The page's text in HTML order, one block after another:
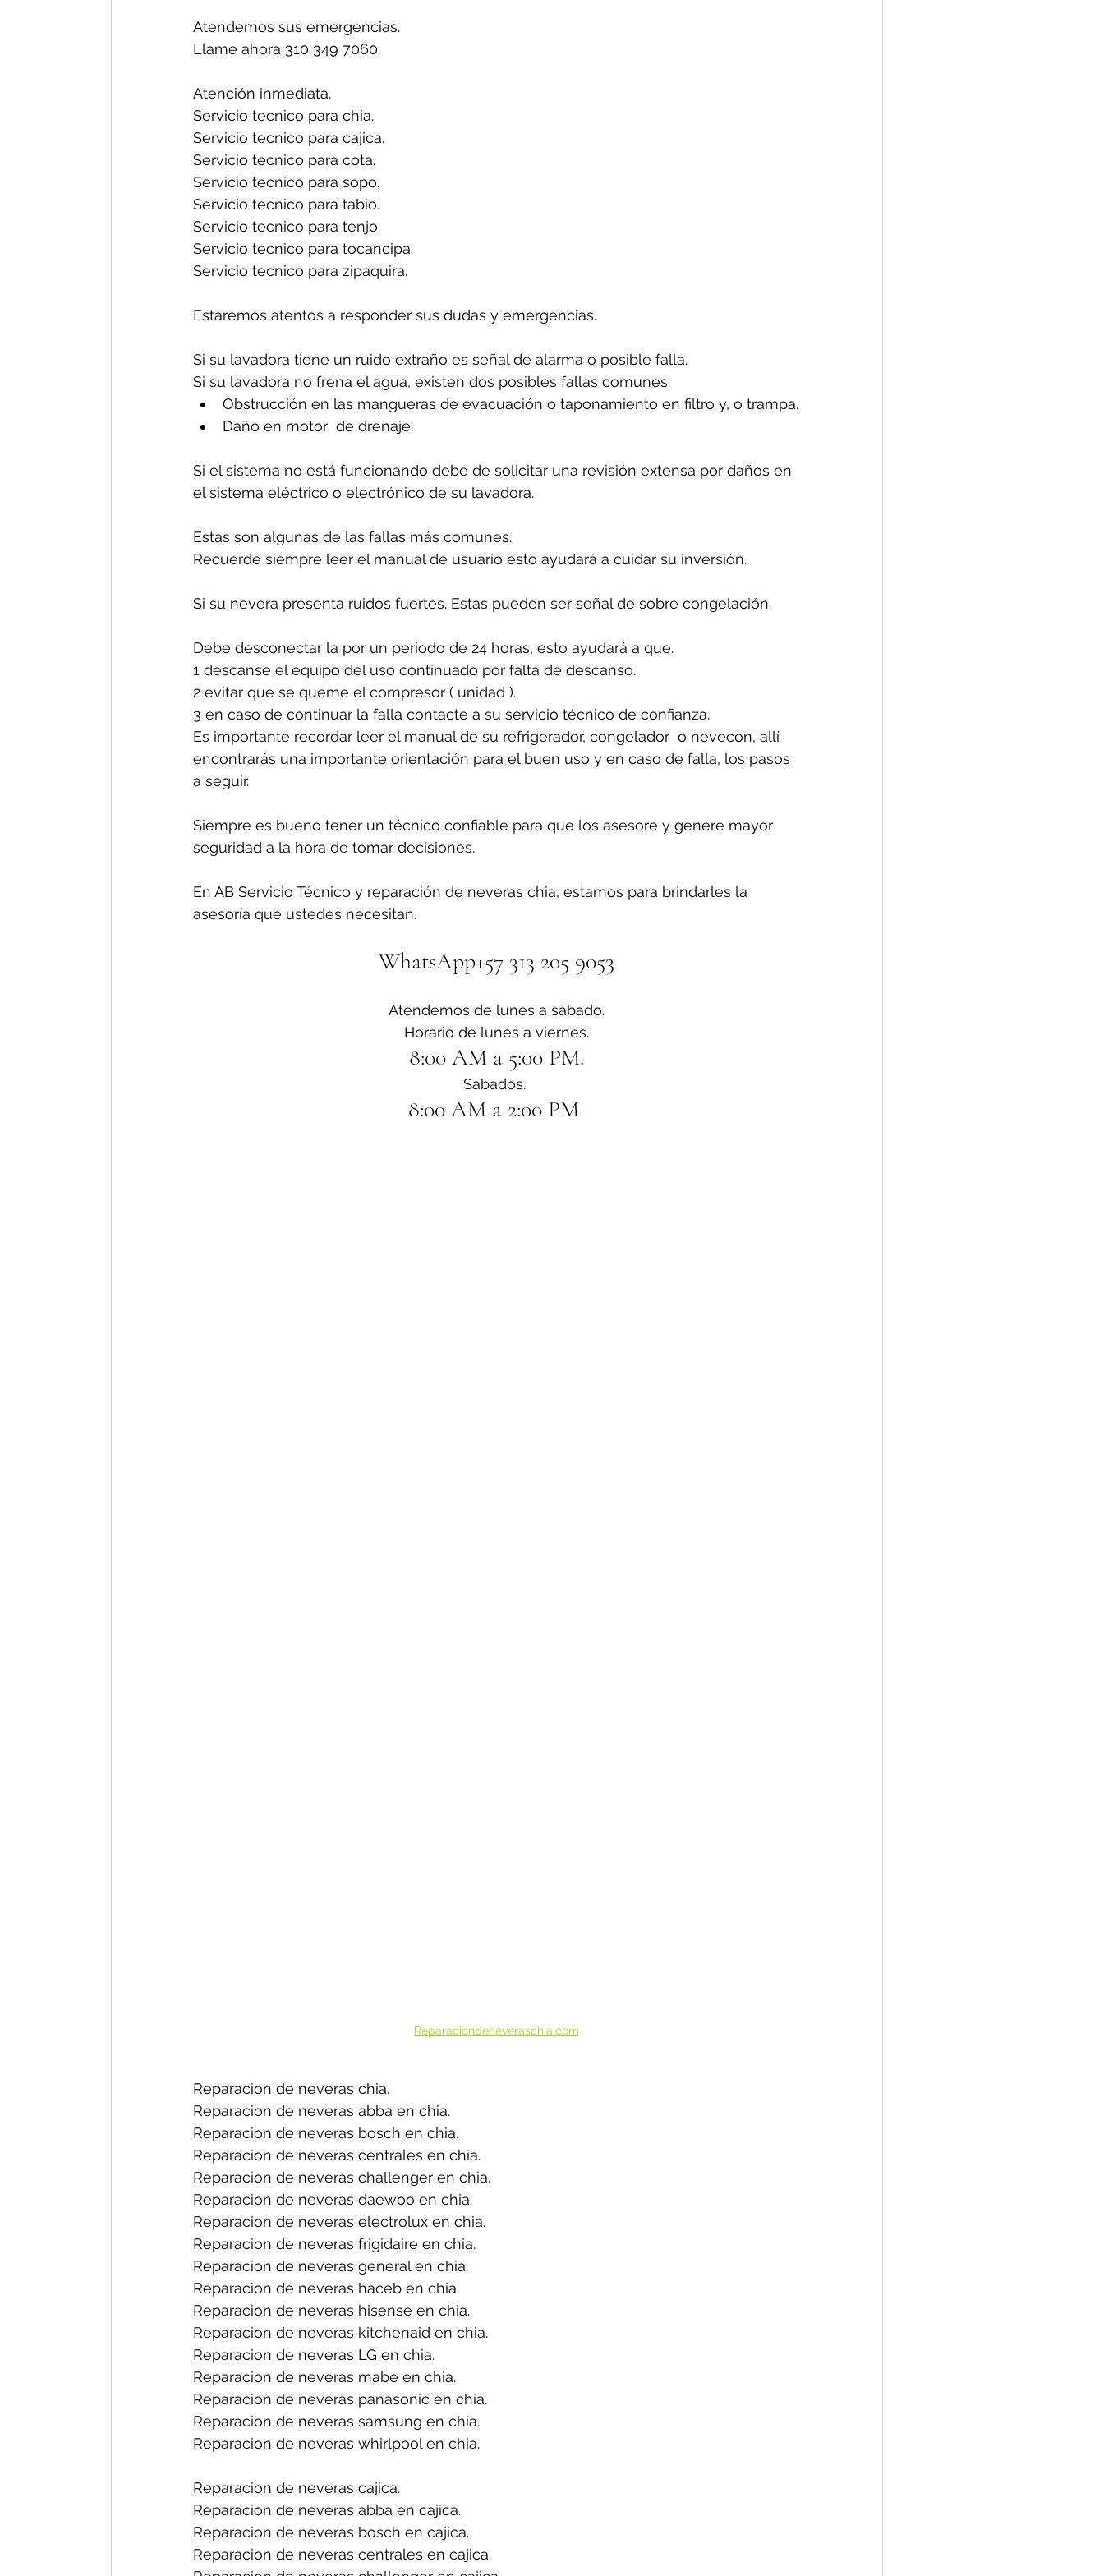
Atendemos sus emergencias.
Llame ahora 310 349 7060.
Atención inmediata.
Servicio tecnico para chia.
Servicio tecnico para cajica.
Servicio tecnico para cota.
Servicio tecnico para sopo.
Servicio tecnico para tabio.
Servicio tecnico para tenjo.
Servicio tecnico para tocancipa.
Servicio tecnico para zipaquira.
Estaremos atentos a responder sus dudas y emergencias.
Si su lavadora tiene un ruido extraño es señal de alarma o posible falla.
Si su lavadora no frena el agua, existen dos posibles fallas comunes.
Obstrucción en las mangueras de evacuación o taponamiento en filtro y, o trampa.
Daño en motor  de drenaje.
Si el sistema no está funcionando debe de solicitar una revisión extensa por daños en
el sistema eléctrico o electrónico de su lavadora.
Estas son algunas de las fallas más comunes.
Recuerde siempre leer el manual de usuario esto ayudará a cuidar su inversión.
Si su nevera presenta ruidos fuertes. Estas pueden ser señal de sobre congelación.
Debe desconectar la por un periodo de 24 horas, esto ayudará a que.
1 descanse el equipo del uso continuado por falta de descanso.
2 evitar que se queme el compresor ( unidad ).
3 en caso de continuar la falla contacte a su servicio técnico de confianza.
Es importante recordar leer el manual de su refrigerador, congelador  o nevecon, allí
encontrarás una importante orientación para el buen uso y en caso de falla, los pasos
a seguir.
Siempre es bueno tener un técnico confiable para que los asesore y genere mayor
seguridad a la hora de tomar decisiones.
En AB Servicio Técnico y reparación de neveras chia, estamos para brindarles la
asesoría que ustedes necesitan.
WhatsApp+57 313 205 9053
Atendemos de lunes a sábado.
Horario de lunes a viernes.
8:00 AM a 5:00 PM.
Sabados.
8:00 AM a 2:00 PM
Reparaciondeneveraschia.com
Reparacion de neveras chia.
Reparacion de neveras abba en chia.
Reparacion de neveras bosch en chia.
Reparacion de neveras centrales en chia.
Reparacion de neveras challenger en chia.
Reparacion de neveras daewoo en chia.
Reparacion de neveras electrolux en chia.
Reparacion de neveras frigidaire en chia.
Reparacion de neveras general en chia.
Reparacion de neveras haceb en chia.
Reparacion de neveras hisense en chia.
Reparacion de neveras kitchenaid en chia.
Reparacion de neveras LG en chia.
Reparacion de neveras mabe en chia.
Reparacion de neveras panasonic en chia.
Reparacion de neveras samsung en chia.
Reparacion de neveras whirlpool en chia.
Reparacion de neveras cajica.
Reparacion de neveras abba en cajica.
Reparacion de neveras bosch en cajica.
Reparacion de neveras centrales en cajica.